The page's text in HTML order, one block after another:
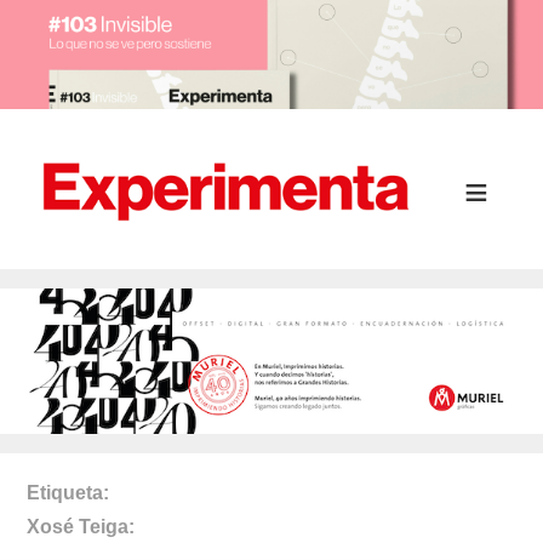
Etiqueta
Xosé Teiga